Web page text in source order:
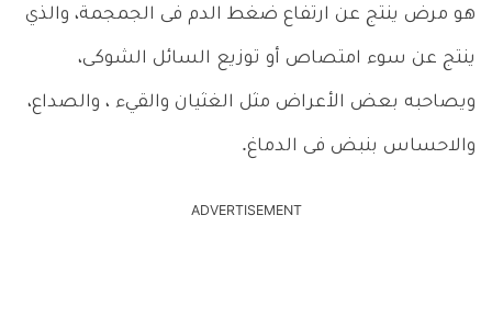
هو مرض ينتج عن ارتفاع ضغط الدم فى الجمجمة، والذي
ينتج عن سوء امتصاص أو توزيع السائل الشوكى،
ويصاحبه بعض الأعراض مثل الغثيان والقيء ، والصداع،
والاحساس بنبض فى الدماغ.
ADVERTISEMENT